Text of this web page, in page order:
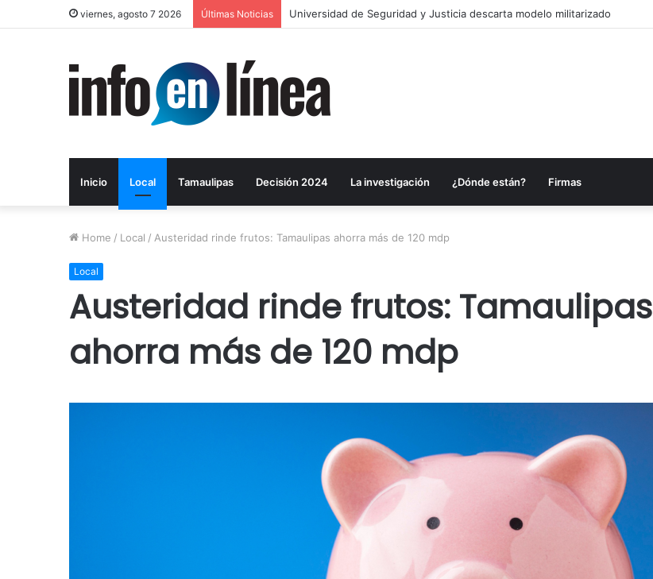
viernes, agosto 7 2026 Últimas Noticias Layda Sansores anuncia acciones para fortalecer sectores en Campeche
Inicio Local Tamaulipas Decisión 2024 La investigación ¿Dónde están? Firmas
Home / Local / Austeridad rinde frutos: Tamaulipas ahorra más de 120 mdp
Local
Austeridad rinde frutos: Tamaulipas
ahorra más de 120 mdp